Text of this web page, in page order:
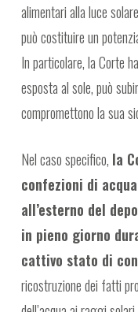
alimentari alla luce
può costituire un
In particolare, la Corte
esposta al sole, può
compromettono la sua
Nel caso specifico, la
confezioni di
all’esterno del
in pieno giorno
cattivo stato di
ricostruzione dei fatti